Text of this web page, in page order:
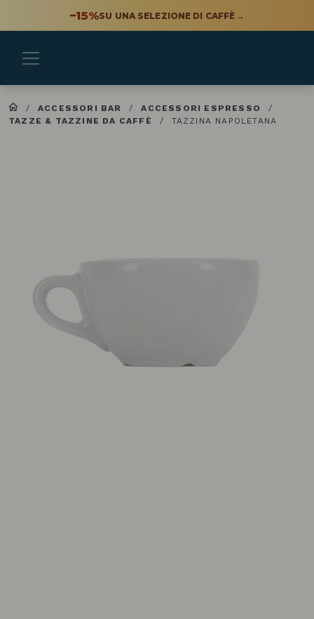
−15%SU UNA SELEZIONE DI CAFFÈ →
/ ACCESSORI BAR / ACCESSORI ESPRESSO
/
TAZZE & TAZZINE DA CAFFÈ
/ TAZZINA NAPOLETANA